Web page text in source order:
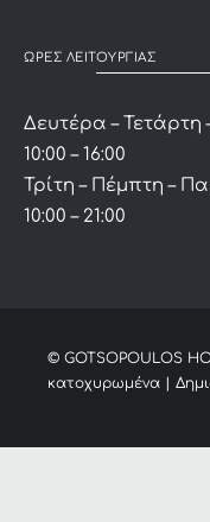
ΩΡΕΣ ΛΕΙΤΟΥΡΓΙΑΣ
Δευτέρα – Τετάρτη
10:00 – 16:00
Τρίτη – Πέμπτη –
10:00 – 21:00
© GOTSOPOULOS
κατοχυρωμένα |